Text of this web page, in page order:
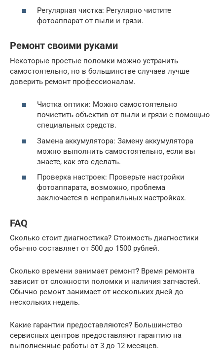
Регулярная чистка: Регулярно чистите
фотоаппарат от пыли и грязи.
Ремонт своими руками
Некоторые простые поломки можно устранить
самостоятельно, но в большинстве случаев лучше
доверить ремонт профессионалам.
Чистка оптики: Можно самостоятельно
почистить объектив от пыли и грязи с помощью
специальных средств.
Замена аккумулятора: Замену аккумулятора
можно выполнить самостоятельно, если вы
знаете, как это сделать.
Проверка настроек: Проверьте настройки
фотоаппарата, возможно, проблема
заключается в неправильных настройках.
FAQ
Сколько стоит диагностика? Стоимость диагностики
обычно составляет от 500 до 1500 рублей.
Сколько времени занимает ремонт? Время ремонта
зависит от сложности поломки и наличия запчастей.
Обычно ремонт занимает от нескольких дней до
нескольких недель.
Какие гарантии предоставляются? Большинство
сервисных центров предоставляют гарантию на
выполненные работы от 3 до 12 месяцев.